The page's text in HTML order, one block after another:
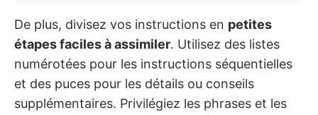
De plus, divisez vos instructions en petites
étapes faciles à assimiler. Utilisez des listes
numérotées pour les instructions séquentielles
et des puces pour les détails ou conseils
supplémentaires. Privilégiez les phrases et les